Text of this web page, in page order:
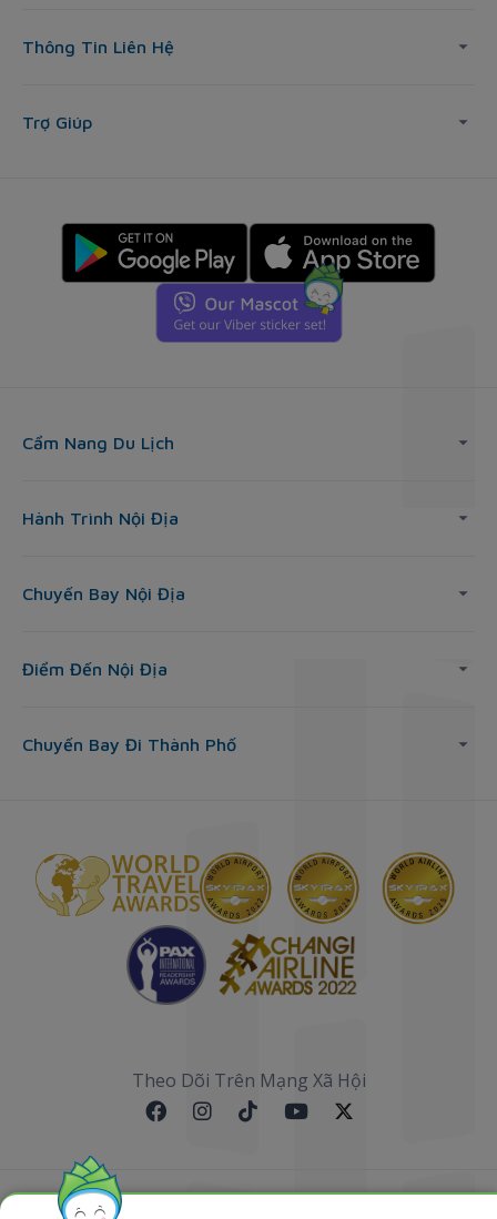
Thông Tin Liên Hệ
Trợ Giúp
Cẩm Nang Du Lịch
Hành Trình Nội Địa
Chuyến Bay Nội Địa
Điểm Đến Nội Địa
Chuyến Bay Đi Thành Phố
Theo Dõi Trên Mạng Xã Hội